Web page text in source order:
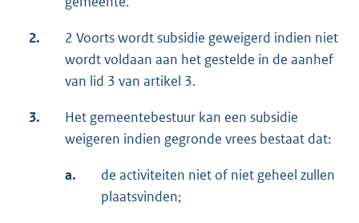
2.
2 Voorts wordt subsidie geweigerd indien niet
wordt voldaan aan het gestelde in de aanhef
van lid 3 van artikel 3.
3.
Het gemeentebestuur kan een subsidie
weigeren indien gegronde vrees bestaat dat:
a.
de activiteiten niet of niet geheel zullen
plaatsvinden;